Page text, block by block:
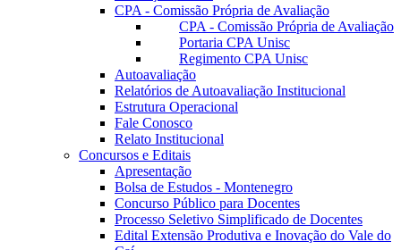
CPA - Comissão Própria de Avaliação
CPA - Comissão Própria de Avaliação
Portaria CPA Unisc
Regimento CPA Unisc
Autoavaliação
Relatórios de Autoavaliação Institucional
Estrutura Operacional
Fale Conosco
Relato Institucional
Concursos e Editais
Apresentação
Bolsa de Estudos - Montenegro
Concurso Público para Docentes
Processo Seletivo Simplificado de Docentes
Edital Extensão Produtiva e Inovação do Vale do